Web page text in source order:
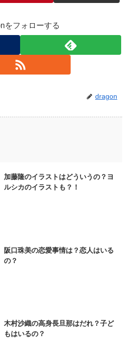
をフォローする
dragon
加藤隆のイラストはどういうの？ヨ
ルシカのイラストも？！
阪口珠美の恋愛事情は？恋人はいる
の？
木村沙織の高身長旦那はだれ？子ど
もはいるの？